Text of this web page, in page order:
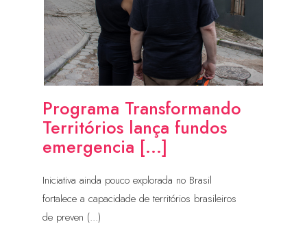
Programa Transformando
Territórios lança fundos
emergencia [...]
Iniciativa ainda pouco explorada no Brasil
fortalece a capacidade de territórios brasileiros
de preven (...)